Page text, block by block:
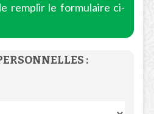
remplir le formulaire ci-
: